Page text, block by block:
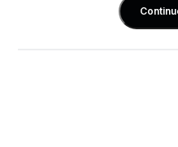
ମାତ୍ରାରେ ପ୍ରେମ କରିବେ
ସନ୍ତାନ ମାନେ ବିଳାସ
କ୍ଷତି କରିବେ। ସୁବିଧା ପାଇ